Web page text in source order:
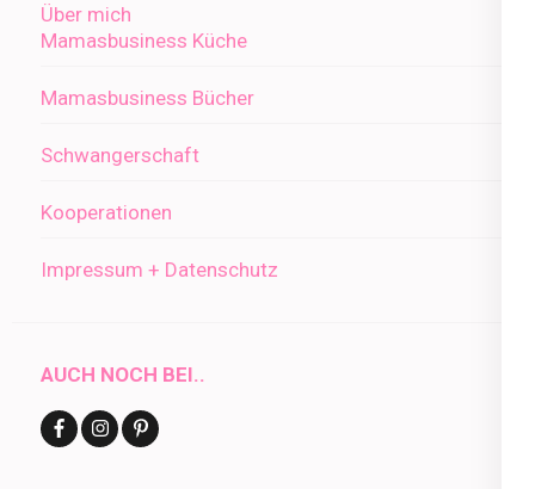
Über mich
Mamasbusiness Küche
Mamasbusiness Bücher
Schwangerschaft
Kooperationen
Impressum + Datenschutz
AUCH NOCH BEI..